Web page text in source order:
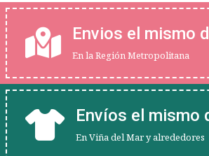
Envios el mismo
En la Región Metropolitana
Envíos el mismo
En Viña del Mar y alrededores